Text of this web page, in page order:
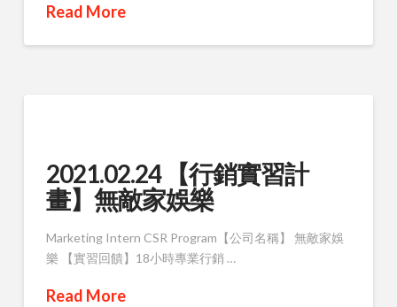
Read More
2021.02.24 【行銷實習計
畫】無敵家娛樂
Marketing Intern CSR Program【公司名稱】 無敵家娛
樂 【實習回饋】18小時專業行銷 …
Read More